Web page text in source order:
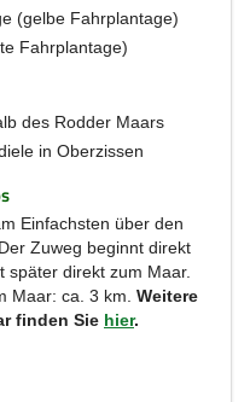
(gelbe Fahrplantage)
Fahrplantage)
des Rodder Maars
in Oberzissen
Einfachsten über den
Zuweg beginnt direkt
später direkt zum Maar.
Maar: ca. 3 km. Weitere
finden Sie hier.